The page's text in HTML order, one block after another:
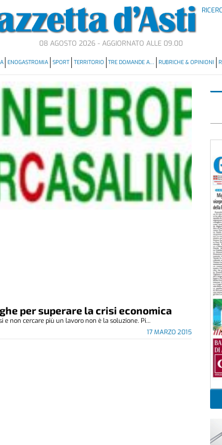
08 AGOSTO 2026 - AGGIORNATO ALLE 09.00
ENOGASTROMIA SPORT TERRITORIO TRE DOMANDE A… RUBRICHE & OPINIONI
per superare la crisi economica
17 MARZO 2015
non cercare più un lavoro non è la soluzione. Pi...